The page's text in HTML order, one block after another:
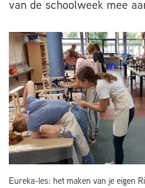
van de schoolweek mee
Eureka-les: het maken van je eigen